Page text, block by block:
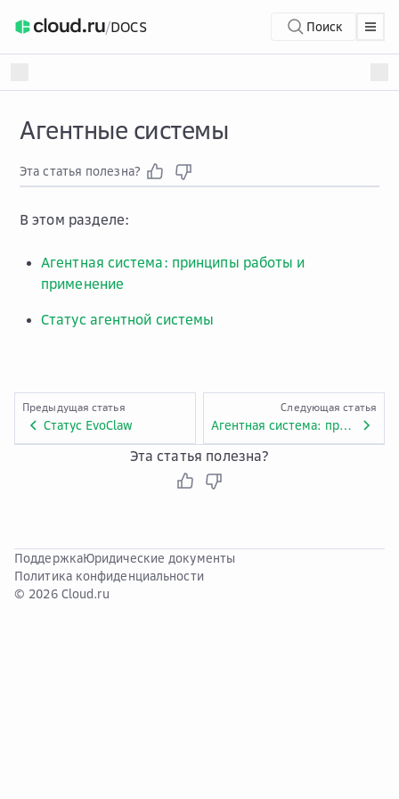
/DOCS Поиск
Агентные системы
Эта статья полезна?
В этом разделе:
Агентная система: принципы работы и
применение
Статус агентной системы
Предыдущая статья
Статус EvoClaw
Следующая статья
Агентная система: принципы работы и применение
Эта статья полезна?
ПоддержкаЮридические документы
Политика конфиденциальности
© 2026 Cloud.ru